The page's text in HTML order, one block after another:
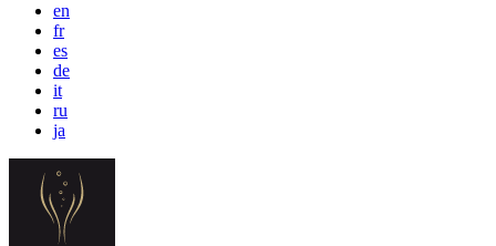
en
fr
es
de
it
ru
ja